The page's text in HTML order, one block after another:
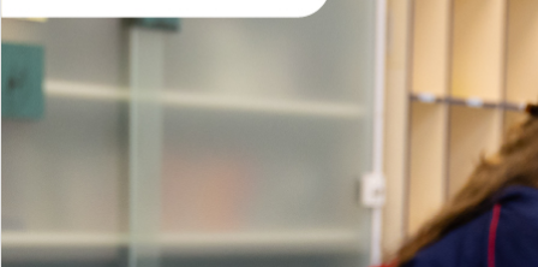
EDUCAÇÃO INFANTIL
Inglês todos os dias